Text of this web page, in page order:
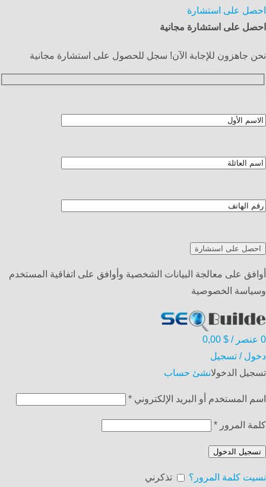
احصل على استشارة
احصل على استشارة مجانية
نحن جاهزون للإجابة الآن! سجل للحصول على استشارة مجانية
أوافق على معالجة البيانات الشخصية وأوافق على اتفاقية المستخدم
وسياسة الخصوصية
0 عنصر /
0,00 $
دخول / تسجيل
تسجيل الدخولانشئ حساب
اسم المستخدم أو البريد الإلكتروني *
كلمة المرور *
تسجيل الدخول
نسيت كلمة المرور؟ تذكرني